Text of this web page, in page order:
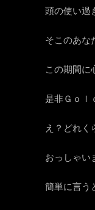
頭の使い過
そこのあな
この期間に
是非Ｇｏｌ
え？どれく
おっしゃい
簡単に言う